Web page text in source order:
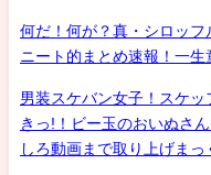
何だ！何が？真・シロ
ニート的まとめ速報！一生
男装スケバン女子！スケッ
きっ!！ビー玉のおいぬさ
しろ動画まで取り上げまっ